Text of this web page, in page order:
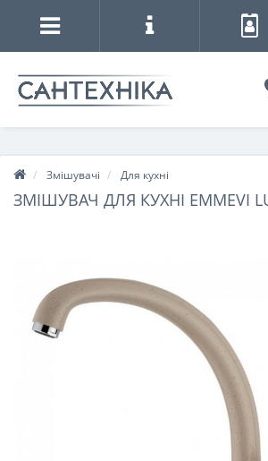
Змішувачі Для кухні
ЗМІШУВАЧ ДЛЯ КУХНІ EMMEVI